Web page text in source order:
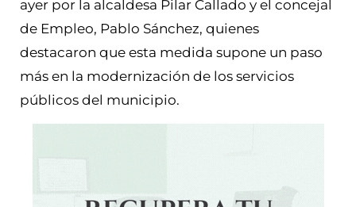
ayer por la alcaldesa Pilar Callado y el concejal
de Empleo, Pablo Sánchez, quienes
destacaron que esta medida supone un paso
más en la modernización de los servicios
públicos del municipio.